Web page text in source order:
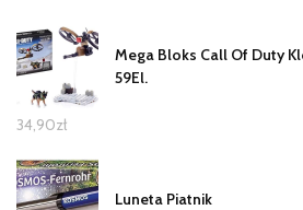
Mega Bloks Call Of Duty
59El.
34,90zł
Luneta Piatnik